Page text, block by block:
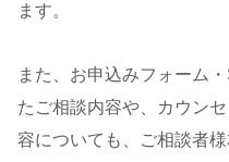
ます。
また、お申込みフォーム
たご相談内容や、カウン
容についても、ご相談者